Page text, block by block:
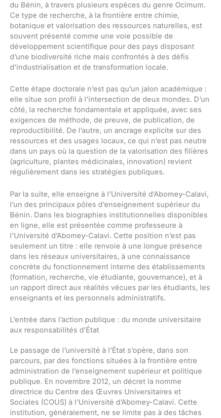
du Bénin, à travers plusieurs espèces du genre Ocimum.
Ce type de recherche, à la frontière entre chimie,
botanique et valorisation des ressources naturelles, est
souvent présenté comme une voie possible de
développement scientifique pour des pays disposant
d’une biodiversité riche mais confrontés à des défis
d’industrialisation et de transformation locale.
Cette étape doctorale n’est pas qu’un jalon académique :
elle situe son profil à l’intersection de deux mondes. D’un
côté, la recherche fondamentale et appliquée, avec ses
exigences de méthode, de preuve, de publication, de
reproductibilité. De l’autre, un ancrage explicite sur des
ressources et des usages locaux, ce qui n’est pas neutre
dans un pays où la question de la valorisation des filières
(agriculture, plantes médicinales, innovation) revient
régulièrement dans les stratégies publiques.
Par la suite, elle enseigne à l’Université d’Abomey-Calavi,
l’un des principaux pôles d’enseignement supérieur du
Bénin. Dans les biographies institutionnelles disponibles
en ligne, elle est présentée comme professeure à
l’Université d’Abomey-Calavi. Cette position n’est pas
seulement un titre : elle renvoie à une longue présence
dans les réseaux universitaires, à une connaissance
concrète du fonctionnement interne des établissements
(formation, recherche, vie étudiante, gouvernance), et à
un rapport direct aux réalités vécues par les étudiants, les
enseignants et les personnels administratifs.
L’entrée dans l’action publique : du monde universitaire
aux responsabilités d’État
Le passage de l’université à l’État s’opère, dans son
parcours, par des fonctions situées à la frontière entre
administration de l’enseignement supérieur et politique
publique. En novembre 2012, un décret la nomme
directrice du Centre des Œuvres Universitaires et
Sociales (COUS) à l’Université d’Abomey-Calavi. Cette
institution, généralement, ne se limite pas à des tâches